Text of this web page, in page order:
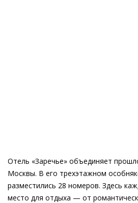
Отель «Заречье» объединяет
Москвы. В его трехэтажном
разместились 28 номеров. Здесь
место для отдыха — от